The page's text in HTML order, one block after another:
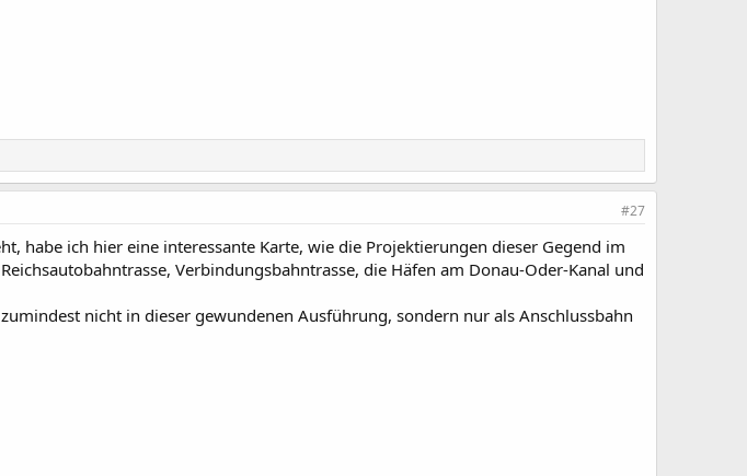
#27
habe ich hier eine interessante Karte, wie die Projektierungen dieser Gegend im
Verbindungsbahntrasse, die Häfen am Donau-Oder-Kanal und
nicht in dieser gewundenen Ausführung, sondern nur als Anschlussbahn